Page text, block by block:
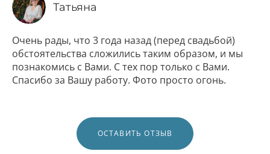
Татьяна
Очень рады, что 3 года назад (перед свадьбой)
обстоятельства сложились таким образом, и мы
познакомись с Вами. С тех пор только с Вами.
Спасибо за Вашу работу. Фото просто огонь.
ОСТАВИТЬ ОТЗЫВ